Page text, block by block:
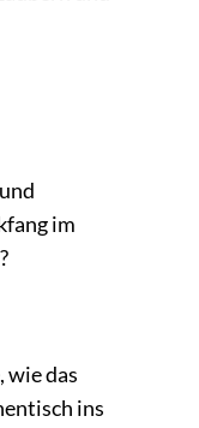
im
wie das
ins